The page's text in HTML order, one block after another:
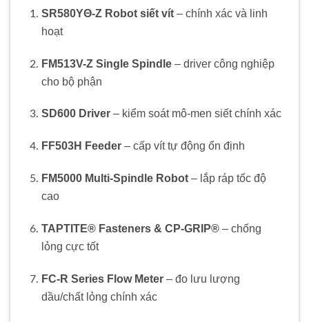
SR580YΘ-Z Robot siết vít– chính xác và linh
hoạt
FM513V-Z Single Spindle– driver công nghiệp
cho bộ phận
SD600 Driver– kiểm soát mô-men siết chính xác
FF503H Feeder– cấp vít tự động ổn định
FM5000 Multi-Spindle Robot– lắp ráp tốc độ
cao
TAPTITE® Fasteners & CP‑GRIP®– chống
lỏng cực tốt
FC-R Series Flow Meter– đo lưu lượng
dầu/chất lỏng chính xác